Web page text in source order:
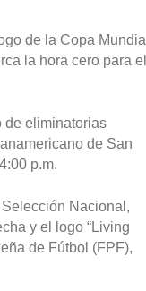
de la Copa Mundial
la hora cero para el
de eliminatorias
de San
p.m.
Nacional,
y el logo “Living
de Fútbol (FPF),